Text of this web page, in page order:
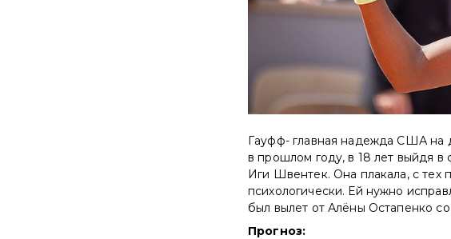
Гауфф- главная надежда США на
в прошлом году, в 18 лет выйдя в
Иги Швентек. Она плакала, с тех
психологически. Ей нужно
был вылет от Алёны Остапенко
Прогноз: